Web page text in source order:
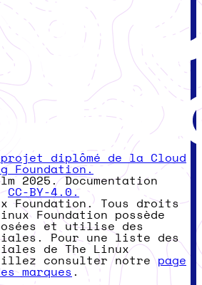
projet diplômé de la Cloud
Foundation.
2025. Documentation
CC-BY-4.0.
Foundation. Tous droits
Foundation possède
et utilise des
Pour une liste des
de The Linux
consulter notrepage
marques .